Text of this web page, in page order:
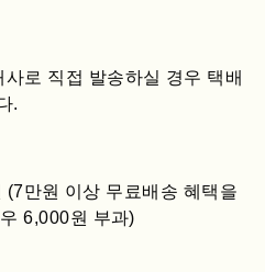
로 직접 발송하실 경우 택배
.
만원 이상 무료배송 혜택을
6,000원 부과)